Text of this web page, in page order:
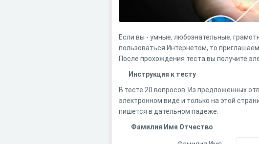
Если вы - умные, любознательные,
пользоваться Интернетом, то
После прохождения теста вы получите
Инструкция к тесту
В тесте 20 вопросов. Из предложенных
электронном виде и только на этой
пишется в дательном падеже.
Фамилия Имя Отчество